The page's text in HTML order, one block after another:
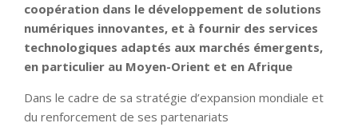
coopération dans le développement de solutions
numériques innovantes, et à fournir des services
technologiques adaptés aux marchés émergents,
en particulier au Moyen-Orient et en Afrique
Dans le cadre de sa stratégie d’expansion mondiale et
du renforcement de ses partenariats